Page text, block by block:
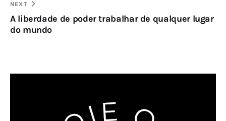
NEXT
A liberdade de poder trabalhar de qualquer lugar
do mundo